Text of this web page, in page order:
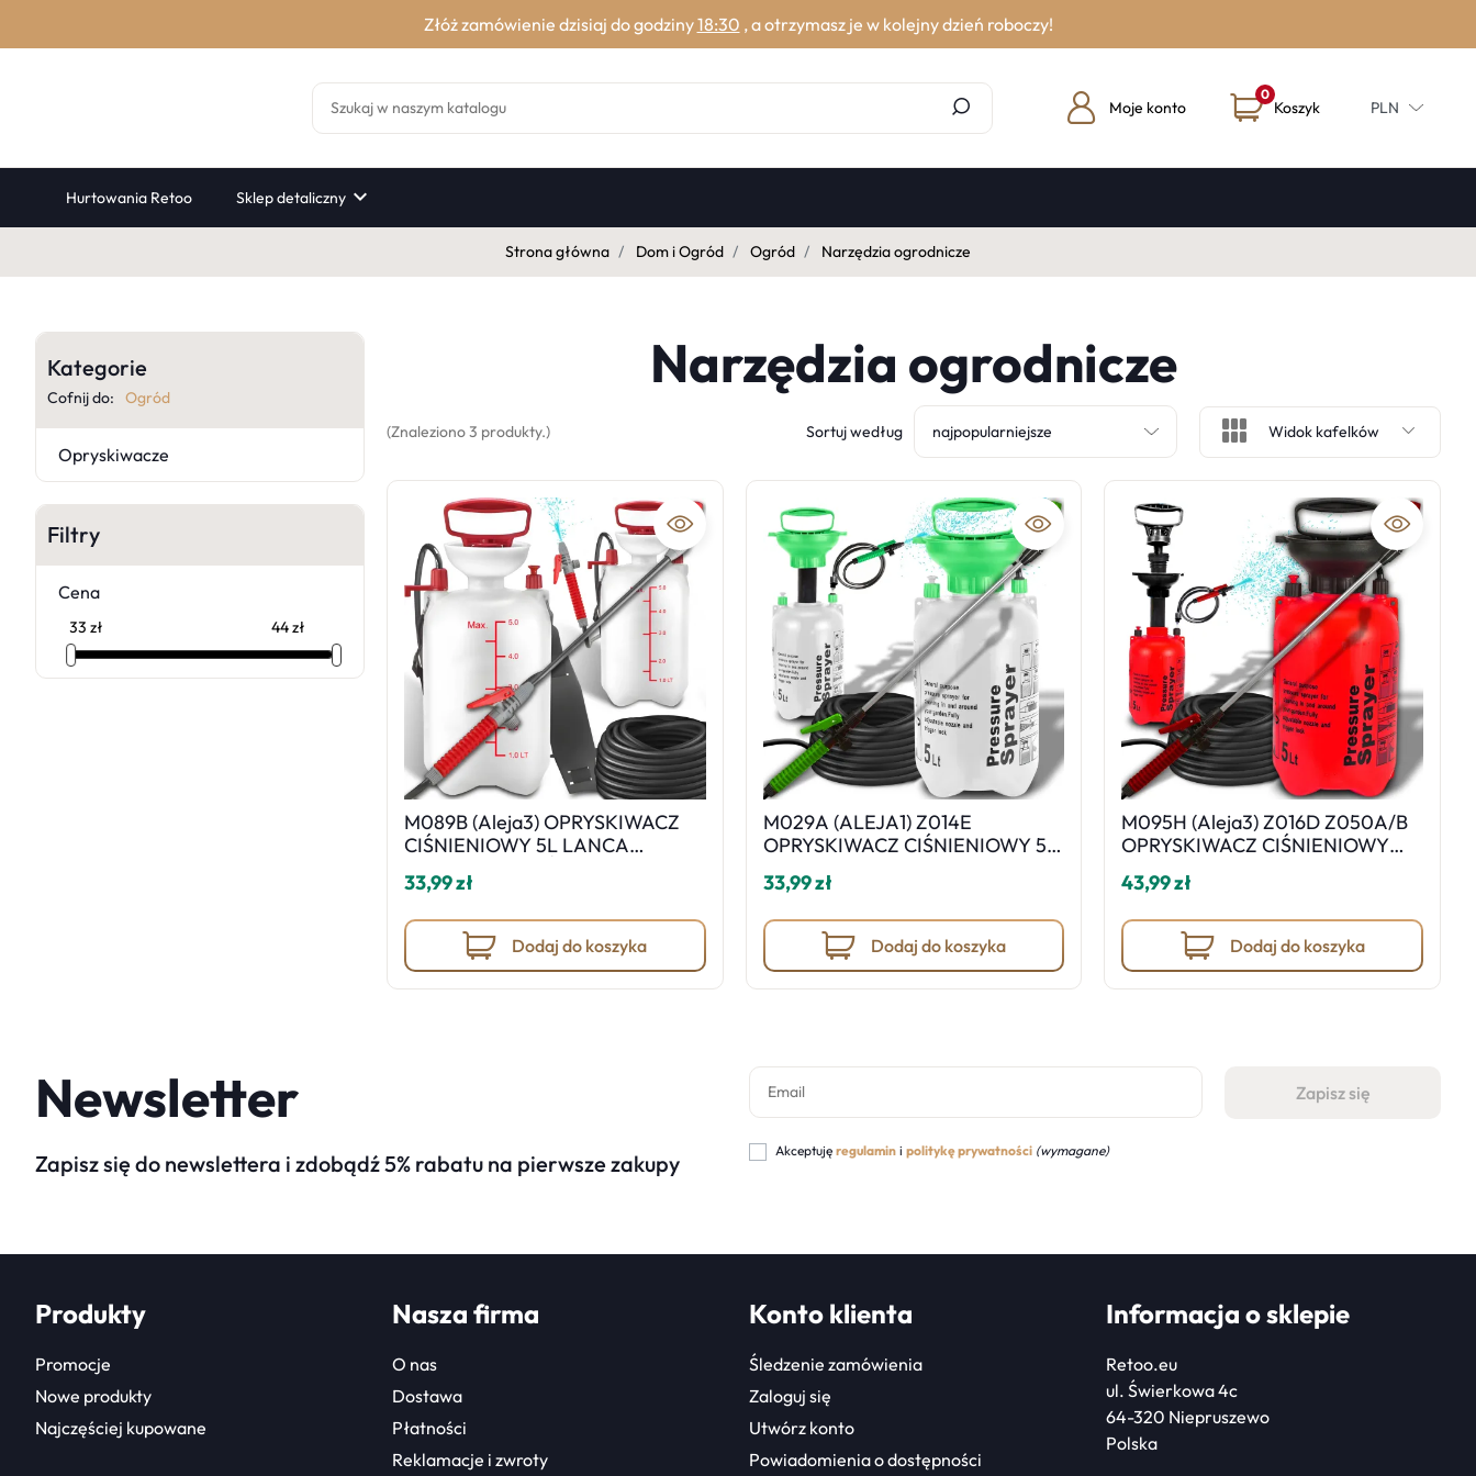
Złóż zamówienie dzisiaj do godziny18:30 , a otrzymasz je w kolejny dzień roboczy!
Moje konto Koszyk
0
PLN
Hurtowania Retoo Sklep detaliczny 
Strona główna Dom i Ogród Ogród Narzędzia ogrodnicze
Kategorie
Cofnij do: Ogród
Opryskiwacze
Filtry
Cena
Narzędzia ogrodnicze
Sortuj według najpopularniejsze Widok kafelków
Widok listy
(Znaleziono 3 produkty.)
M089B (Aleja3) OPRYSKIWACZ
CIŚNIENIOWY 5L LANCA
RĘCZNY SPRYSKIWACZ - O1058-
1 czerwony
33,99 zł
Dodaj do koszyka
M029A (ALEJA1) Z014E
OPRYSKIWACZ CIŚNIENIOWY 5L
CIŚNIENIOWY RĘCZNY
SPRYSKIWACZ - O1058
33,99 zł
Dodaj do koszyka
M095H (Aleja3) Z016D Z050A/B
OPRYSKIWACZ CIŚNIENIOWY
O868
43,99 zł
Dodaj do koszyka
Newsletter
Zapisz się do newslettera i zdobądź 5% rabatu na pierwsze zakupy Akceptuję regulamin i politykę prywatności (wymagane)
Produkty
Promocje
Nowe produkty
Najczęściej kupowane
Nasza firma
O nas
Dostawa
Płatności
Reklamacje i zwroty
Konto klienta
Śledzenie zamówienia
Zaloguj się
Utwórz konto
Powiadomienia o dostępności
Informacja o sklepie
Retoo.eu
ul. Świerkowa 4c
64-320 Niepruszewo
Polska